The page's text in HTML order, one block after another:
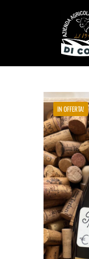
IN OFFERTA!